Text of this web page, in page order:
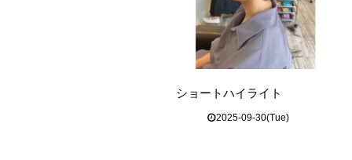
ショートハイライト
2025-09-30(Tue)